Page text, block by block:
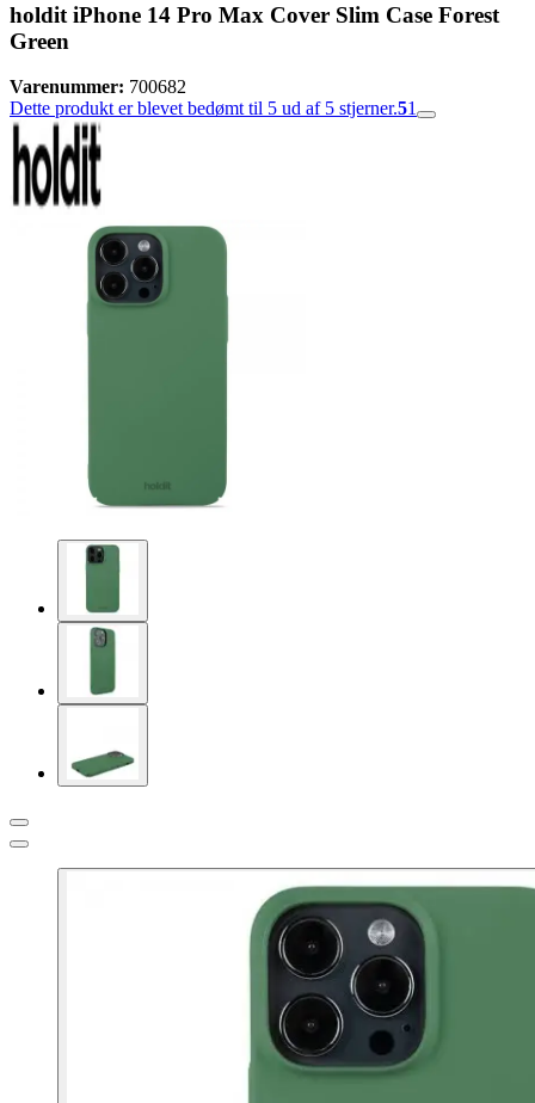
holdit iPhone 14 Pro Max Cover Slim Case Forest
Green
Varenummer: 700682
Dette produkt er blevet bedømt til 5 ud af 5 stjerner.51